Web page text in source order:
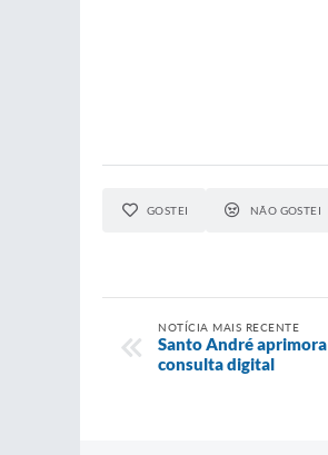
GOSTEI NÃO GOSTEI
NOTÍCIA MAIS RECENTE
Santo André
consulta digital